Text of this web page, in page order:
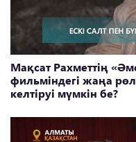
Мақсат Рахметтің
фильміндегі жаңа
келтіруі мүмкін бе?